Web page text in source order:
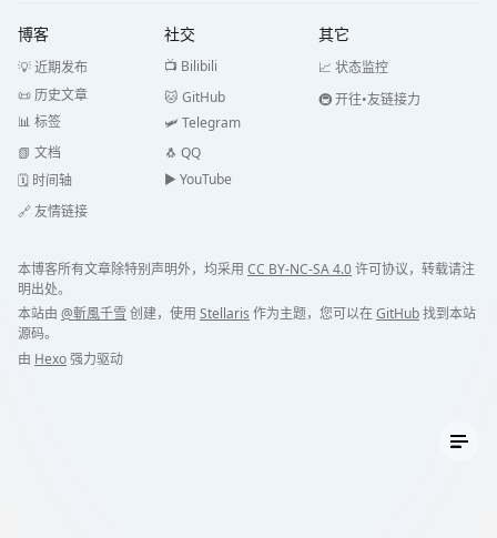
博客
💡 近期发布
📜 历史文章
📊 标签
📗 文档
🗓️ 时间轴
🔗 友情链接
社交
📺 Bilibili
🐱 GitHub
🛩️ Telegram
🐧 QQ
▶️️ YouTube
其它
📈 状态监控
🚇 开往•友链接力
本博客所有文章除特别声明外，均采用 CC BY-NC-SA 4.0许可协议，转载请注
明出处。
本站由 @斬風千雪 创建，使用 Stellaris 作为主题，您可以在GitHub找到本站
源码。
由 Hexo强力驱动